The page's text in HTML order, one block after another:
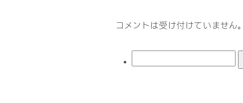
コメントは受け付けていません。